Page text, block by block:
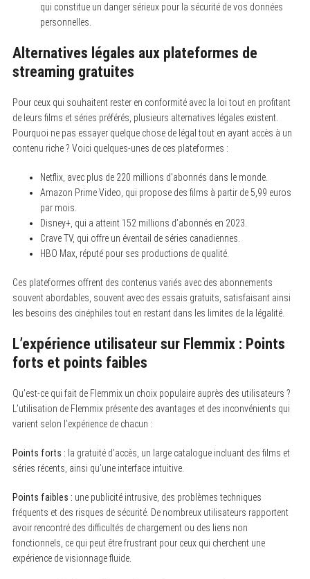
qui constitue un danger sérieux pour la sécurité de vos données
personnelles.
Alternatives légales aux plateformes de
streaming gratuites
Pour ceux qui souhaitent rester en conformité avec la loi tout en profitant
de leurs films et séries préférés, plusieurs alternatives légales existent.
Pourquoi ne pas essayer quelque chose de légal tout en ayant accès à un
contenu riche ? Voici quelques-unes de ces plateformes :
Netflix, avec plus de 220 millions d’abonnés dans le monde.
Amazon Prime Video, qui propose des films à partir de 5,99 euros
par mois.
Disney+, qui a atteint 152 millions d’abonnés en 2023.
Crave TV, qui offre un éventail de séries canadiennes.
HBO Max, réputé pour ses productions de qualité.
Ces plateformes offrent des contenus variés avec des abonnements
souvent abordables, souvent avec des essais gratuits, satisfaisant ainsi
les besoins des cinéphiles tout en restant dans les limites de la légalité.
L’expérience utilisateur sur Flemmix : Points
forts et points faibles
Qu’est-ce qui fait de Flemmix un choix populaire auprès des utilisateurs ?
L’utilisation de Flemmix présente des avantages et des inconvénients qui
varient selon l’expérience de chacun :
Points forts : la gratuité d’accès, un large catalogue incluant des films et
séries récents, ainsi qu’une interface intuitive.
Points faibles : une publicité intrusive, des problèmes techniques
fréquents et des risques de sécurité. De nombreux utilisateurs rapportent
avoir rencontré des difficultés de chargement ou des liens non
fonctionnels, ce qui peut être frustrant pour ceux qui cherchent une
expérience de visionnage fluide.